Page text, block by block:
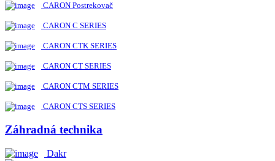
CARON Postrekovač
CARON C SERIES
CARON CTK SERIES
CARON CT SERIES
CARON CTM SERIES
CARON CTS SERIES
Záhradná technika
Dakr